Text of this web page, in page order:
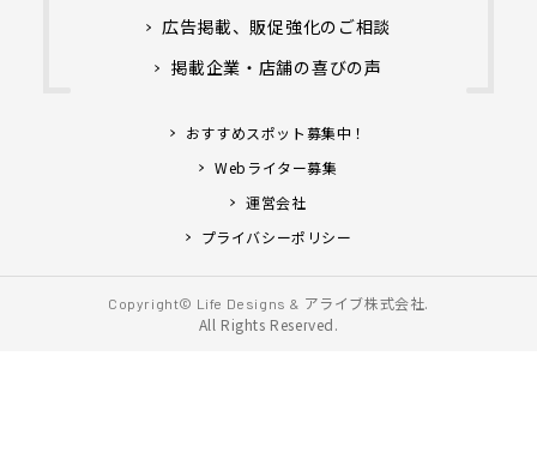
広告掲載、販促強化のご相談
掲載企業・店舗の喜びの声
おすすめスポット募集中！
Webライター募集
運営会社
プライバシーポリシー
Copyright© Life Designs & アライブ株式会社.
All Rights Reserved.